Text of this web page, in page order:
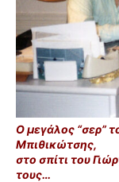
Ο μεγάλος “σερ”
Μπιθικώτσης,
στο σπίτι του
τους…